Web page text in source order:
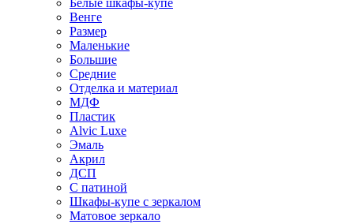
Белые шкафы-купе
Венге
Размер
Маленькие
Большие
Средние
Отделка и материал
МДФ
Пластик
Alvic Luxe
Эмаль
Акрил
ДСП
С патиной
Шкафы-купе с зеркалом
Матовое зеркало